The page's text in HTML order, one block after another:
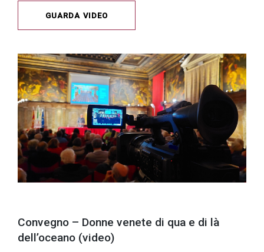
GUARDA VIDEO
Convegno – Donne venete di qua e di là
dell’oceano (video)